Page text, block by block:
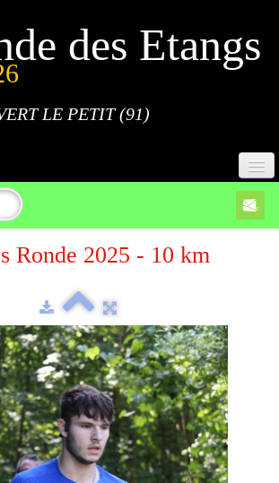
des Etangs
LE PETIT (91)
Ronde 2025 - 10 km